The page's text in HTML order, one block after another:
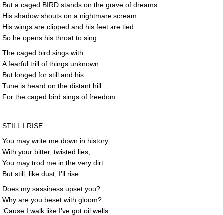
But a caged BIRD stands on the grave of dreams
His shadow shouts on a nightmare scream
His wings are clipped and his feet are tied
So he opens his throat to sing.
The caged bird sings with
A fearful trill of things unknown
But longed for still and his
Tune is heard on the distant hill
For the caged bird sings of freedom.
STILL I RISE
You may write me down in history
With your bitter, twisted lies,
You may trod me in the very dirt
But still, like dust, I’ll rise.
Does my sassiness upset you?
Why are you beset with gloom?
‘Cause I walk like I’ve got oil wells